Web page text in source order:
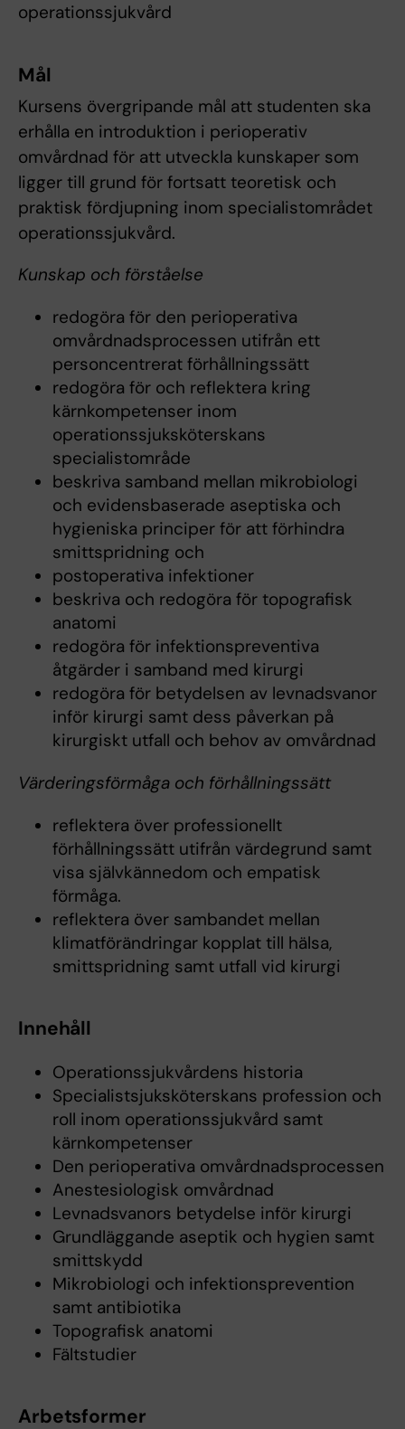
operationssjukvård
Mål
Kursens övergripande mål att studenten ska
erhålla en introduktion i perioperativ
omvårdnad för att utveckla kunskaper som
ligger till grund för fortsatt teoretisk och
praktisk fördjupning inom specialistområdet
operationssjukvård.
Kunskap och förståelse
redogöra för den perioperativa
omvårdnadsprocessen utifrån ett
personcentrerat förhållningssätt
redogöra för och reflektera kring
kärnkompetenser inom
operationssjuksköterskans
specialistområde
beskriva samband mellan mikrobiologi
och evidensbaserade aseptiska och
hygieniska principer för att förhindra
smittspridning och
postoperativa infektioner
beskriva och redogöra för topografisk
anatomi
redogöra för infektionspreventiva
åtgärder i samband med kirurgi
redogöra för betydelsen av levnadsvanor
inför kirurgi samt dess påverkan på
kirurgiskt utfall och behov av omvårdnad
Värderingsförmåga och förhållningssätt
reflektera över professionellt
förhållningssätt utifrån värdegrund samt
visa självkännedom och empatisk
förmåga.
reflektera över sambandet mellan
klimatförändringar kopplat till hälsa,
smittspridning samt utfall vid kirurgi
Innehåll
Operationssjukvårdens historia
Specialistsjuksköterskans profession och
roll inom operationssjukvård samt
kärnkompetenser
Den perioperativa omvårdnadsprocessen
Anestesiologisk omvårdnad
Levnadsvanors betydelse inför kirurgi
Grundläggande aseptik och hygien samt
smittskydd
Mikrobiologi och infektionsprevention
samt antibiotika
Topografisk anatomi
Fältstudier
Arbetsformer